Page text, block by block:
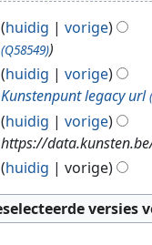
huidig vorige
(Q58549)
huidig vorige
Kunstenpunt legacy url
huidig vorige
https://
huidig
vorige